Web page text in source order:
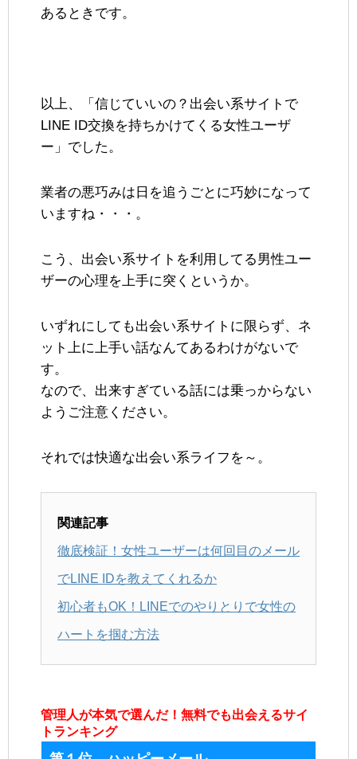
あるときです。
以上、「信じていいの？出会い系サイトで
LINE ID交換を持ちかけてくる女性ユーザ
ー」でした。
業者の悪巧みは日を追うごとに巧妙になって
いますね・・・。
こう、出会い系サイトを利用してる男性ユー
ザーの心理を上手に突くというか。
いずれにしても出会い系サイトに限らず、ネ
ット上に上手い話なんてあるわけがないで
す。
なので、出来すぎている話には乗っからない
ようご注意ください。
それでは快適な出会い系ライフを～。
関連記事
徹底検証！女性ユーザーは何回目のメール
でLINE IDを教えてくれるか
初心者もOK！LINEでのやりとりで女性の
ハートを掴む方法
管理人が本気で選んだ！無料でも出会えるサイ
トランキング